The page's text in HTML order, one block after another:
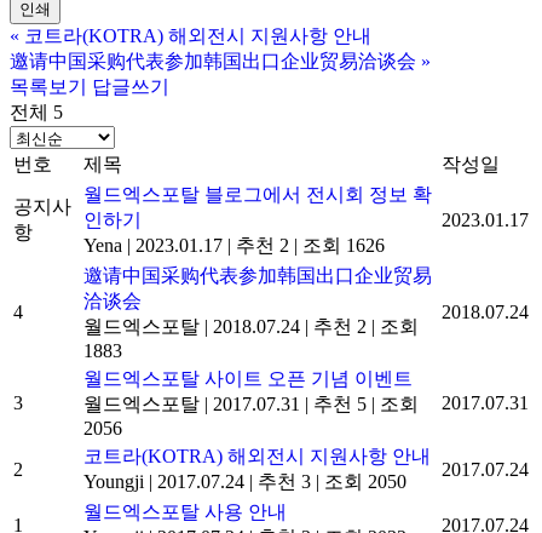
인쇄
« 코트라(KOTRA) 해외전시 지원사항 안내
邀请中国采购代表参加韩国出口企业贸易洽谈会 »
목록보기
답글쓰기
전체 5
번호 제목 작성일
공지사
항
월드엑스포탈 블로그에서 전시회 정보 확
인하기
Yena | 2023.01.17 | 추천 2 | 조회 1626
2023.01.17
4
邀请中国采购代表参加韩国出口企业贸易
洽谈会
월드엑스포탈 | 2018.07.24 | 추천 2 | 조회
1883
2018.07.24
3
월드엑스포탈 사이트 오픈 기념 이벤트
월드엑스포탈 | 2017.07.31 | 추천 5 | 조회
2056
2017.07.31
2
코트라(KOTRA) 해외전시 지원사항 안내
Youngji | 2017.07.24 | 추천 3 | 조회 2050
2017.07.24
1
월드엑스포탈 사용 안내
2017.07.24